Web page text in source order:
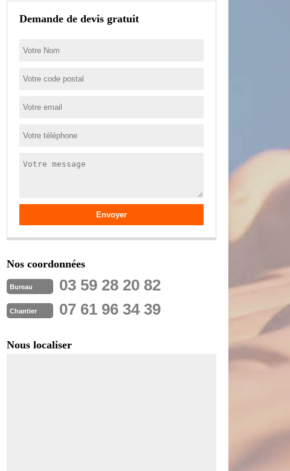
Demande de devis gratuit
Nos coordonnées
Bureau 03 59 28 20 82
Chantier 07 61 96 34 39
Nous localiser